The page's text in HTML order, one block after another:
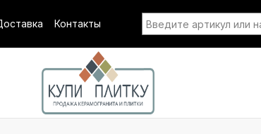
Контакты